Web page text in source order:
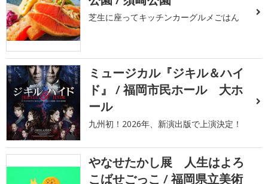
芝生に座ってキッチンカーグルメごはん
ミュージカル『ジキル＆ハイ
ド』 / 福岡市民ホール 大ホ
ール
九州初！2026年、新演出版で上演決定！
やなせたかし展 人生はよろ
こばせごっこ / 福岡県立美術